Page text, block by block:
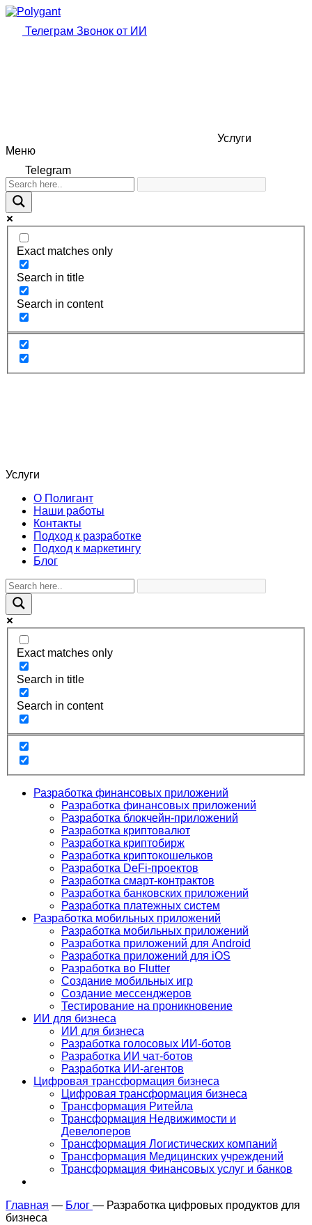
Телеграм Звонок от ИИ
Услуги
Меню
Telegram
Exact matches only
Search in title
Search in content
Услуги
О Полигант
Наши работы
Контакты
Подход к разработке
Подход к маркетингу
Блог
Exact matches only
Search in title
Search in content
Разработка финансовых приложений
Разработка финансовых приложений
Разработка блокчейн-приложений
Разработка криптовалют
Разработка криптобирж
Разработка криптокошельков
Разработка DeFi-проектов
Разработка смарт-контрактов
Разработка банковских приложений
Разработка платежных систем
Разработка мобильных приложений
Разработка мобильных приложений
Разработка приложений для Android
Разработка приложений для iOS
Разработка во Flutter
Создание мобильных игр
Создание мессенджеров
Тестирование на проникновение
ИИ для бизнеса
ИИ для бизнеса
Разработка голосовых ИИ-ботов
Разработка ИИ чат-ботов
Разработка ИИ-агентов
Цифровая трансформация бизнеса
Цифровая трансформация бизнеса
Трансформация Ритейла
Трансформация Недвижимости и
Девелоперов
Трансформация Логистических компаний
Трансформация Медицинских учреждений
Трансформация Финансовых услуг и банков
Главная — Блог — Разработка цифровых продуктов для
бизнеса